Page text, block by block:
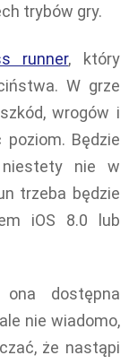
trybów gry.
runner, który
W grze
wrogów i
Będzie
nie w
trzeba będzie
iOS 8.0 lub
dostępna
nie wiadomo,
że nastąpi